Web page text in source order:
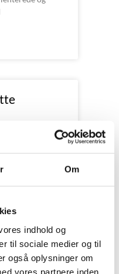
Om
indhold og
til sociale medier og til
også oplysninger om
vores partnere inden
supervisor og
Gandløse
2840 Holte